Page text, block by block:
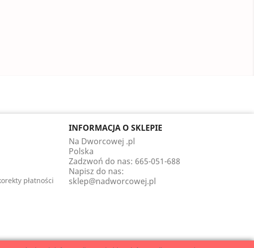
płatności
INFORMACJA O SKLEPIE
Na Dworcowej .pl
Polska
Zadzwoń do nas: 665-051-688
Napisz do nas:
sklep@nadworcowej.pl